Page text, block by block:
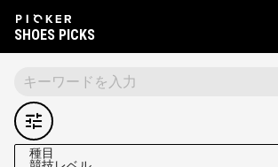
SHOES PICKS
種目